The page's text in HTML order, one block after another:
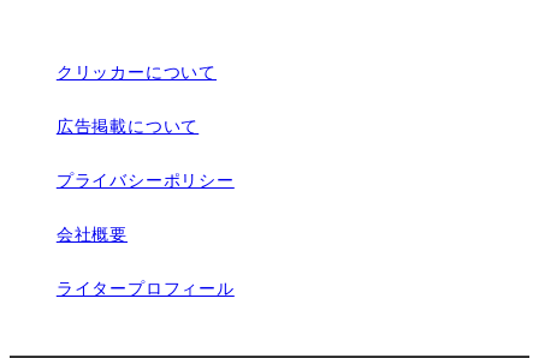
クリッカーについて
広告掲載について
プライバシーポリシー
会社概要
ライタープロフィール